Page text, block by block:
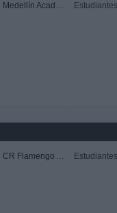
Medellín Academy
CR Flamengo Academy